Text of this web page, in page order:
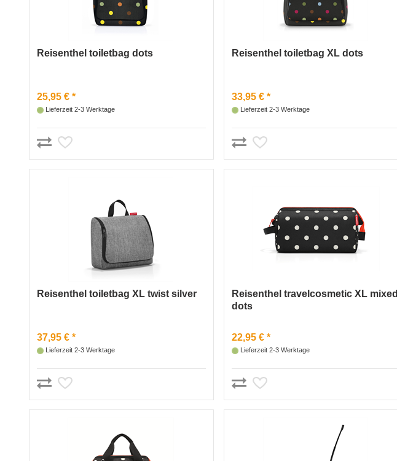
Reisenthel toiletbag dots
25,95 € *
Lieferzeit 2-3 Werktage
Reisenthel toiletbag XL dots
33,95 € *
Lieferzeit 2-3 Werktage
Reisenthel toiletbag XL twist silver
37,95 € *
Lieferzeit 2-3 Werktage
Reisenthel travelcosmetic XL mixed
dots
22,95 € *
Lieferzeit 2-3 Werktage